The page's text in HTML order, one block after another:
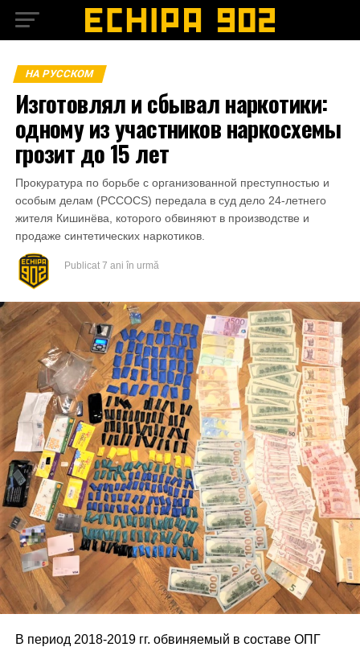
НА РУССКОМ
Изготовлял и сбывал наркотики:
одному из участников наркосхемы
грозит до 15 лет
Прокуратура по борьбе с организованной преступностью и
особым делам (PCCOCS) передала в суд дело 24-летнего
жителя Кишинёва, которого обвиняют в производстве и
продаже синтетических наркотиков.
Publicat 7 ani în urmă
В период 2018-2019 гг. обвиняемый в составе ОПГ